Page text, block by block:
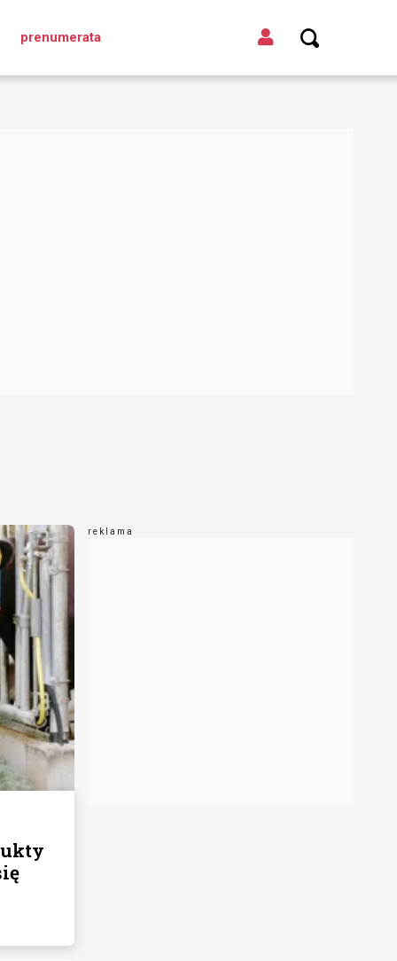
prenumerata